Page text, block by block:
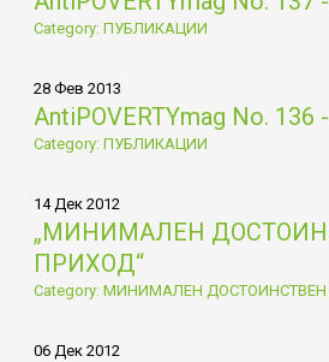
Category: ПУБЛИКАЦИИ
28 Фев 2013
AntiPOVERTYmag No.
Category: ПУБЛИКАЦИИ
14 Дек 2012
„МИНИМАЛЕН
ПРИХОД“
Category: МИНИМАЛЕН
06 Дек 2012